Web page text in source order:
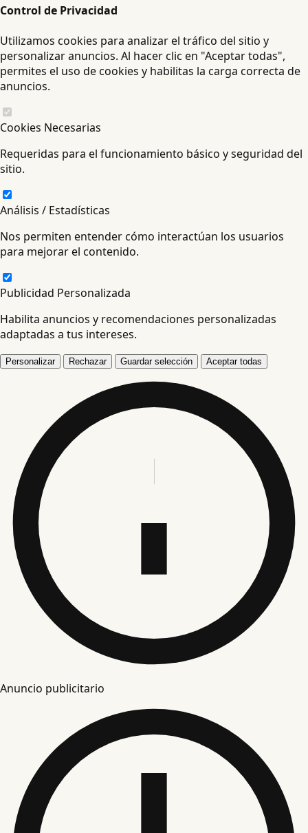
Control de Privacidad
Utilizamos cookies para analizar el tráfico del sitio y
personalizar anuncios. Al hacer clic en "Aceptar todas",
permites el uso de cookies y habilitas la carga correcta de
anuncios.
Cookies Necesarias
Requeridas para el funcionamiento básico y seguridad del
sitio.
Análisis / Estadísticas
Nos permiten entender cómo interactúan los usuarios
para mejorar el contenido.
Publicidad Personalizada
Habilita anuncios y recomendaciones personalizadas
adaptadas a tus intereses.
Personalizar Rechazar Guardar selección Aceptar todas
Anuncio publicitario